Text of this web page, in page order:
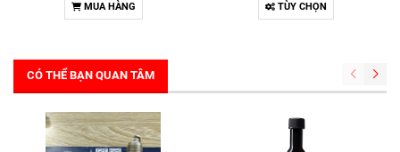
MUA HÀNG TÙY CHỌN
CÓ THỂ BẠN QUAN TÂM